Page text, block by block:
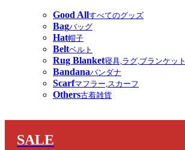
Good Allすべてのグッズ
Bagバッグ
Hat帽子
Beltベルト
Rug Blanket寝具,ラグ,ブランケット
Bandanaバンダナ
Scarfマフラー,スカーフ
Others古着雑貨
SALE